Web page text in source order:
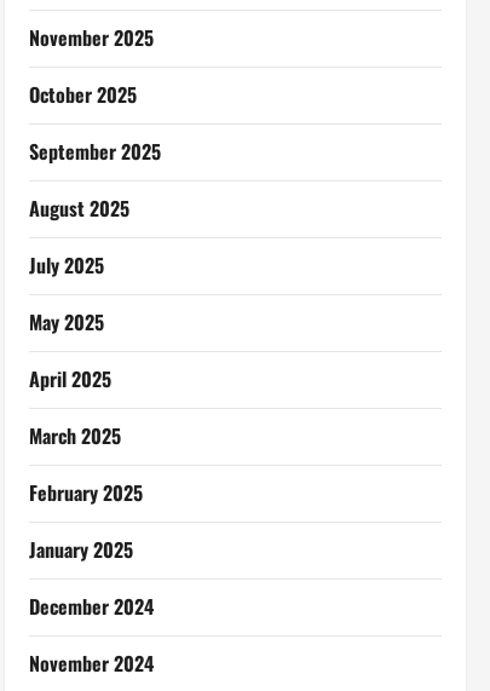
November 2025
October 2025
September 2025
August 2025
July 2025
May 2025
April 2025
March 2025
February 2025
January 2025
December 2024
November 2024